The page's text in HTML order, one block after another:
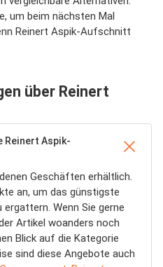
um beim nächsten Mal
Reinert Aspik­-Aufschnitt
über Reinert
Reinert Aspik­-
Geschäften erhältlich.
an, um das günstigste
ergattern. Wenn Sie gerne
Artikel woanders noch
Blick auf die Kategorie
sind diese Angebote auch